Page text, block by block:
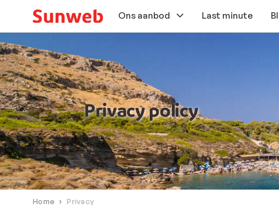
Ons aanbod Last minute
Zonvakanties
Skivakanties
Autovakanties
Aanbiedingen
Extras
Privacy policy
Home Privacy